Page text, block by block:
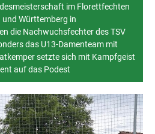
im Florettfechten
Württemberg in
die Nachwuchsfechter des TSV
das U13-Damenteam mit
setzte sich mit Kampfgeist
auf das Podest